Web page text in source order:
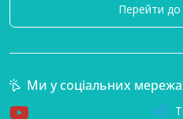
Перейти до
Ми у соціальних